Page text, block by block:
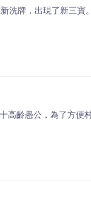
洗牌，出現了新三
齡愚公，為了方便